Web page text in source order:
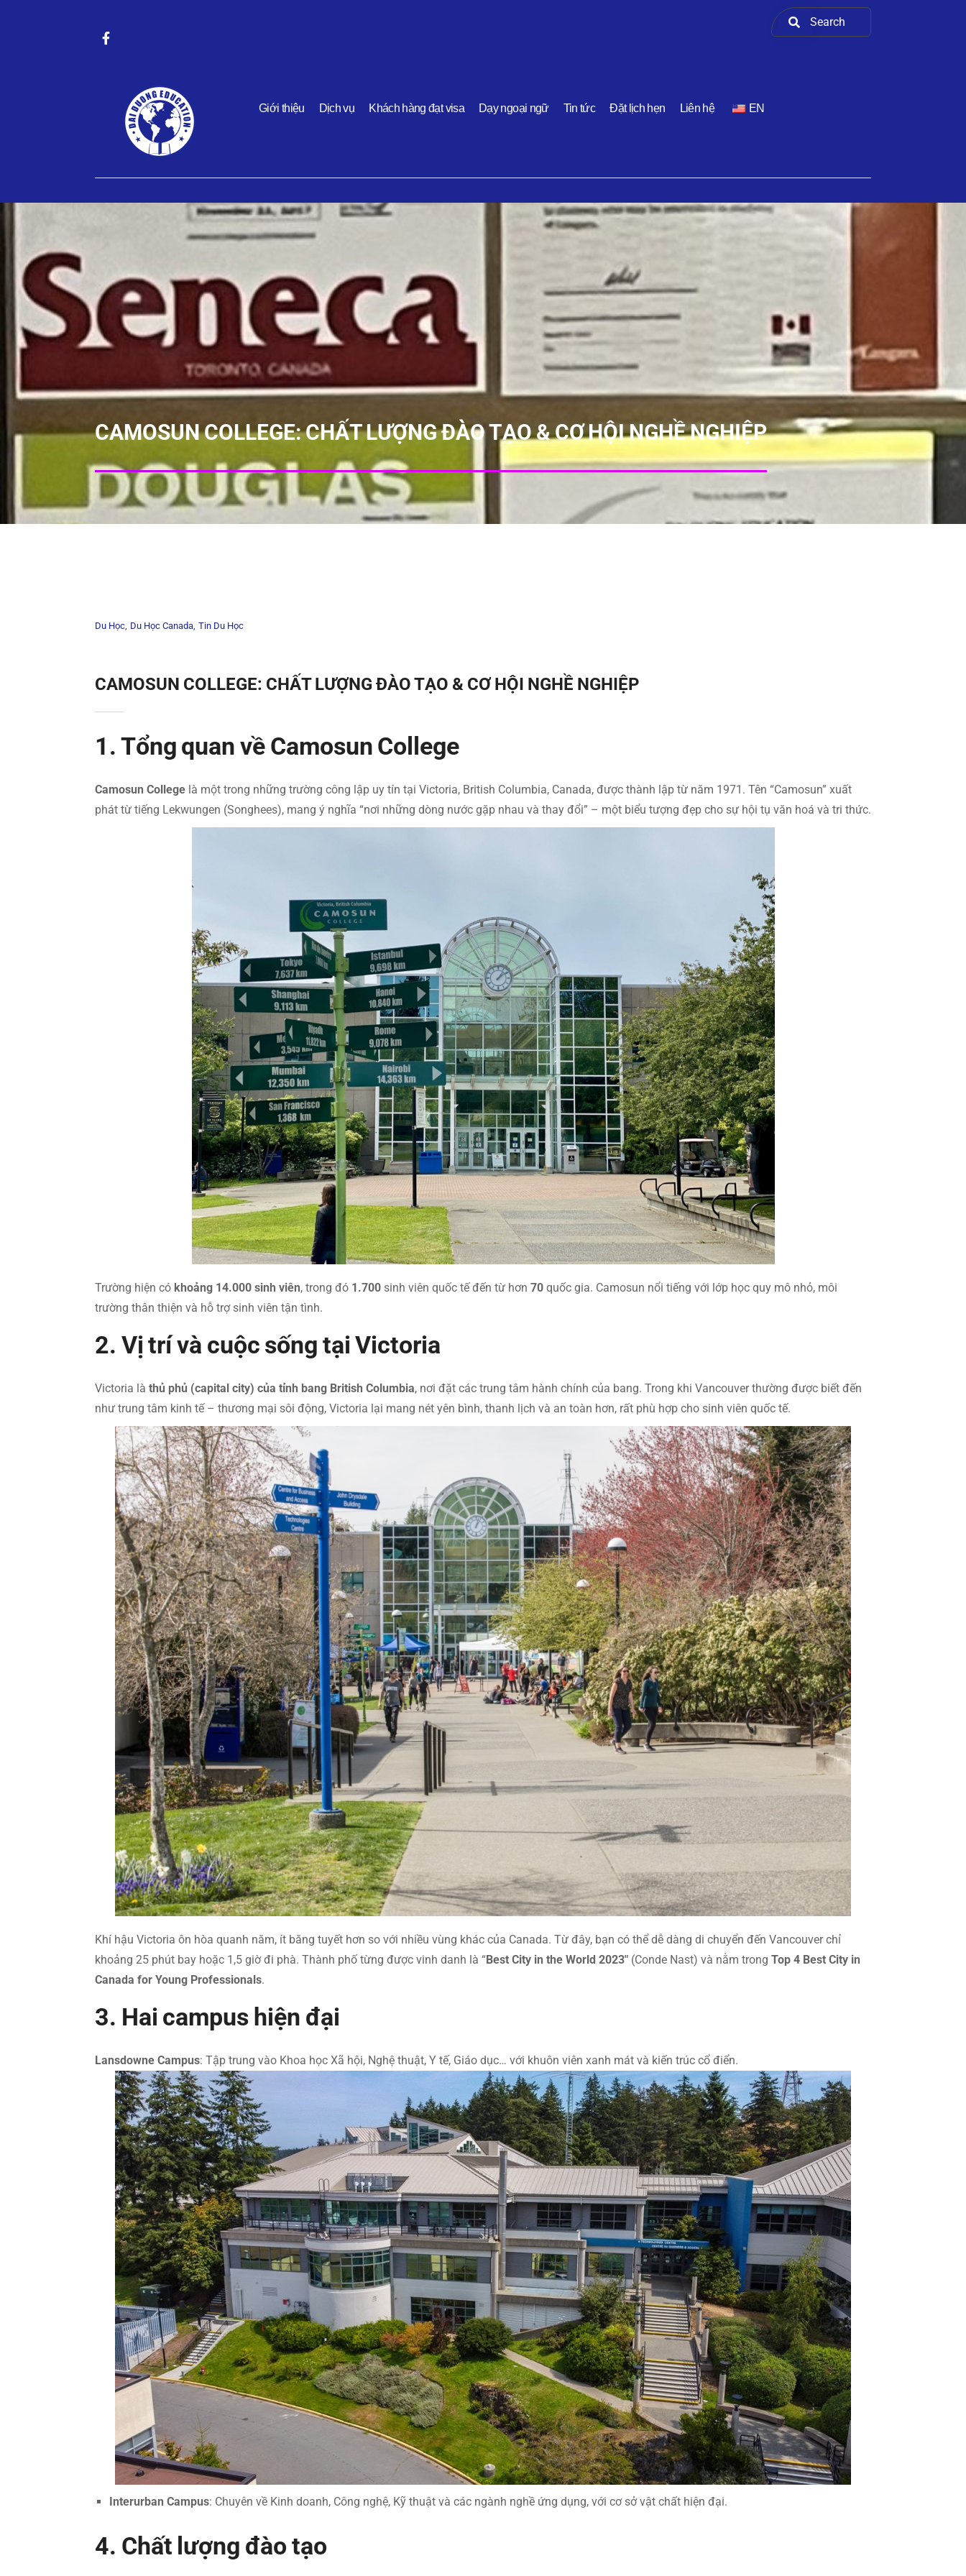
Giới thiệu Dịch vụ Khách hàng đạt visa Dạy ngoại ngữ Tin tức Đặt lịch hẹn Liên hệ EN
CAMOSUN COLLEGE: CHẤT LƯỢNG ĐÀO TẠO & CƠ HỘI NGHỀ NGHIỆP
Du Học Du Học Canada Tin Du Học
CAMOSUN COLLEGE: CHẤT LƯỢNG ĐÀO TẠO & CƠ HỘI NGHỀ NGHIỆP
1. Tổng quan về Camosun College
Camosun College là một trong những trường công lập uy tín tại Victoria, British Columbia, Canada, được thành lập từ năm 1971. Tên “Camosun” xuất
phát từ tiếng Lekwungen (Songhees), mang ý nghĩa “nơi những dòng nước gặp nhau và thay đổi” – một biểu tượng đẹp cho sự hội tụ văn hoá và tri thức.
Trường hiện có khoảng 14.000 sinh viên, trong đó 1.700 sinh viên quốc tế đến từ hơn 70 quốc gia. Camosun nổi tiếng với lớp học quy mô nhỏ, môi
trường thân thiện và hỗ trợ sinh viên tận tình.
2. Vị trí và cuộc sống tại Victoria
Victoria là thủ phủ (capital city) của tỉnh bang British Columbia, nơi đặt các trung tâm hành chính của bang. Trong khi Vancouver thường được biết đến
như trung tâm kinh tế – thương mại sôi động, Victoria lại mang nét yên bình, thanh lịch và an toàn hơn, rất phù hợp cho sinh viên quốc tế.
Khí hậu Victoria ôn hòa quanh năm, ít băng tuyết hơn so với nhiều vùng khác của Canada. Từ đây, bạn có thể dễ dàng di chuyển đến Vancouver chỉ
khoảng 25 phút bay hoặc 1,5 giờ đi phà. Thành phố từng được vinh danh là “Best City in the World 2023″ (Conde Nast) và nằm trong Top 4 Best City in
Canada for Young Professionals.
3. Hai campus hiện đại
Lansdowne Campus: Tập trung vào Khoa học Xã hội, Nghệ thuật, Y tế, Giáo dục… với khuôn viên xanh mát và kiến trúc cổ điển.
Interurban Campus: Chuyên về Kinh doanh, Công nghệ, Kỹ thuật và các ngành nghề ứng dụng, với cơ sở vật chất hiện đại.
4. Chất lượng đào tạo